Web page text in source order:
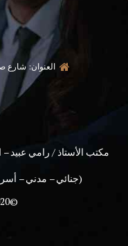
العنوان: شارع
مكتب الأستاذ / رامي عبيد
(جنائي – مدني –
©2020 – 2026